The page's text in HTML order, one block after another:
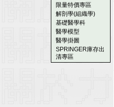
限量特價專區
解剖學(組織學)
基礎醫學科
醫學模型
醫學掛圖
SPRINGER庫存出
清專區